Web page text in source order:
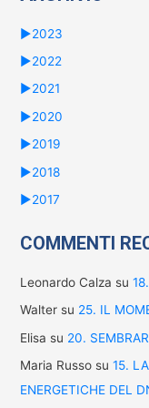
►2023
►2022
►2021
►2020
►2019
►2018
►2017
COMMENTI
Leonardo Calza su
Waltersu 25. IL
Elisa su 20.
Maria Russosu 15.
ENERGETICHE DEL